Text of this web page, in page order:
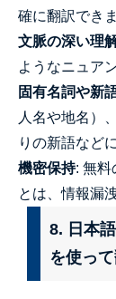
確に翻訳でき
文脈の深い理
ようなニュア
固有名詞や新
人名や地名）
りの新語など
機密保持: 無料
とは、情報漏
8. 日本
を使っ